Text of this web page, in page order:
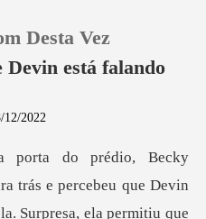
Desta Vez
está falando
12/2022
Surpresa, ela permitiu que